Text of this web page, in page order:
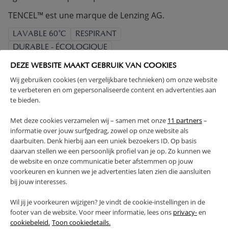
DEZE WEBSITE MAAKT GEBRUIK VAN COOKIES
Wij gebruiken cookies (en vergelijkbare technieken) om onze website
te verbeteren en om gepersonaliseerde content en advertenties aan
te bieden.
Met deze cookies verzamelen wij – samen met onze 11 partners–
informatie over jouw surfgedrag, zowel op onze website als
daarbuiten. Denk hierbij aan een uniek bezoekers ID. Op basis
daarvan stellen we een persoonlijk profiel van je op. Zo kunnen we
de website en onze communicatie beter afstemmen op jouw
voorkeuren en kunnen we je advertenties laten zien die aansluiten
bij jouw interesses.
Wil jij je voorkeuren wijzigen? Je vindt de cookie-instellingen in de
footer van de website. Voor meer informatie, lees ons privacy-en
cookiebeleid. Toon cookiedetails.
TENCEL™ est une marque de Lenzing AG.
LAVABLE 60°C
RESPIRANT
DURABLE - ÉCOLOGIQUE
CONFORME À LA CERTIFICATION UE
(Lire la suite)
AVERTISSEMENT
CARACTÉRISTIQUES
AVANTAGES DE CE PRODUIT
FAQ